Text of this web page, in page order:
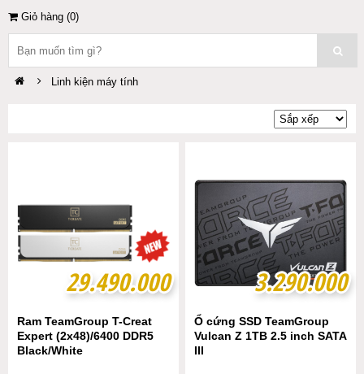
Giỏ hàng (0)
Linh kiện máy tính
29.490.000
29.490.000
Ram TeamGroup T-Creat
Expert (2x48)/6400 DDR5
Black/White
3.290.000
3.290.000
Ổ cứng SSD TeamGroup
Vulcan Z 1TB 2.5 inch SATA
III